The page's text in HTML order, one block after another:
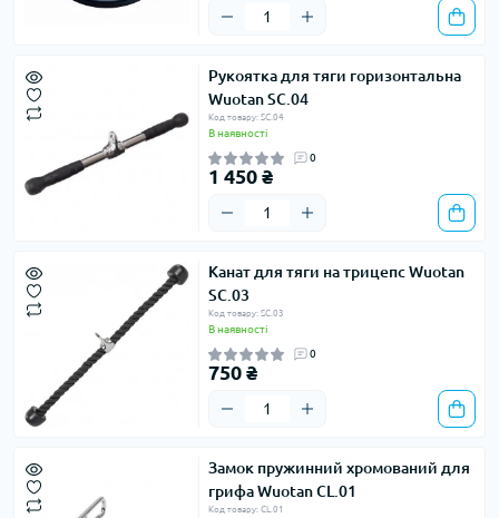
Рукоятка для тяги горизонтальна
Wuotan SC.04
Код товару: SC.04
В наявності
0
1 450 ₴
Канат для тяги на трицепс Wuotan
SC.03
Код товару: SC.03
В наявності
0
750 ₴
Замок пружинний хромований для
грифа Wuotan CL.01
Код товару: CL.01